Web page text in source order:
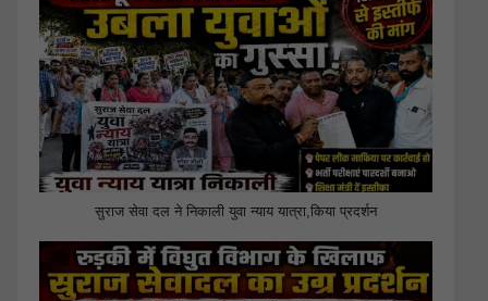
सुराज सेवा दल ने निकाली युवा न्याय यात्रा,किया प्रदर्शन